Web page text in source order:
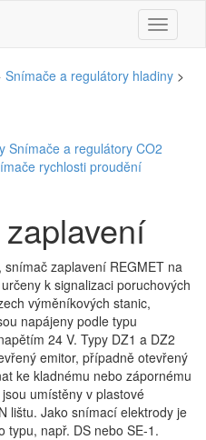
Snímače a regulátory hladiny >
Snímače a regulátory CO2
rychlosti proudění
zaplavení REGMET na
k signalizaci poruchových
výměníkových stanic,
napájeny podle typu
24 V. Typy DZ1 a DZ2
emitor, případně otevřený
ke kladnému nebo zápornému
umístěny v plastové
lištu. Jako snímací elektrody je
typu, např. DS nebo SE-1.